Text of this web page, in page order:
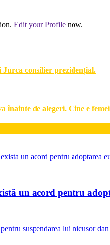
Edit your Profile now.
consilier prezidențial.
înainte de alegeri. Cine e
un acord pentru